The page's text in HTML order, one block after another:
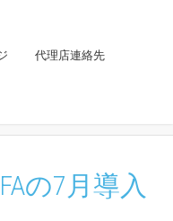
代理店連絡先
せ
の7月導入のお知らせ
の7月導入